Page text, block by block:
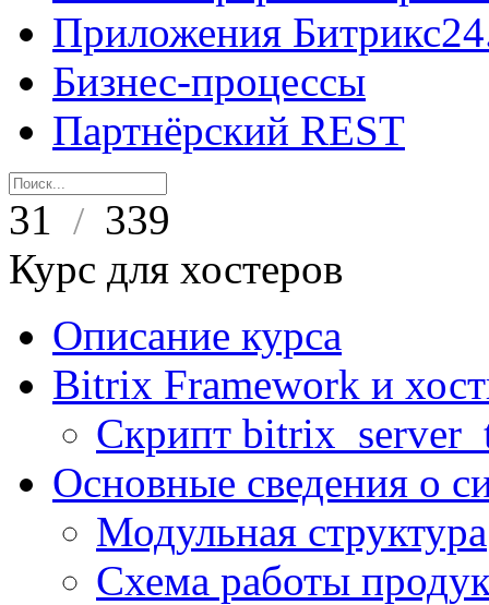
Приложения
Бизнес-процессы
Партнёрский REST
31 / 339
Курс для хостеров
Описание курса
Bitrix Framework и
Скрипт
Основные сведения о
Модульная структура
Схема работы